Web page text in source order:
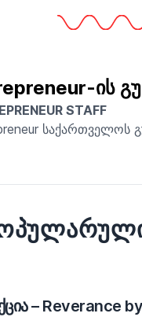
ის
STAFF
საქართველოს
– Reverance